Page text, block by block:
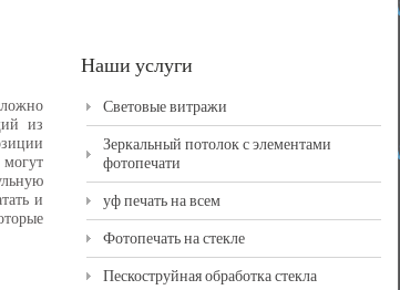
из
и
Наши услуги
Световые витражи
Зеркальный потолок с элементами
фотопечати
уф печать на всем
Фотопечать на стекле
Пескоструйная обработка стекла